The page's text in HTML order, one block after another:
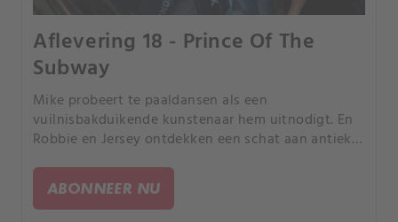
Aflevering 18 - Prince Of The
Subway
Mike probeert te paaldansen als een
vuilnisbakduikende kunstenaar hem uitnodigt. En
Robbie en Jersey ontdekken een schat aan antieke
ABONNEER NU